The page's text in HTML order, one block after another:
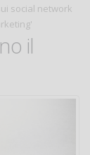
social network
il